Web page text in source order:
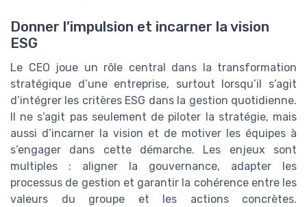
Donner l’impulsion et incarner la vision
ESG
Le CEO joue un rôle central dans la transformation
stratégique d’une entreprise, surtout lorsqu’il s’agit
d’intégrer les critères ESG dans la gestion quotidienne.
Il ne s’agit pas seulement de piloter la stratégie, mais
aussi d’incarner la vision et de motiver les équipes à
s’engager dans cette démarche. Les enjeux sont
multiples : aligner la gouvernance, adapter les
processus de gestion et garantir la cohérence entre les
valeurs du groupe et les actions concrètes.